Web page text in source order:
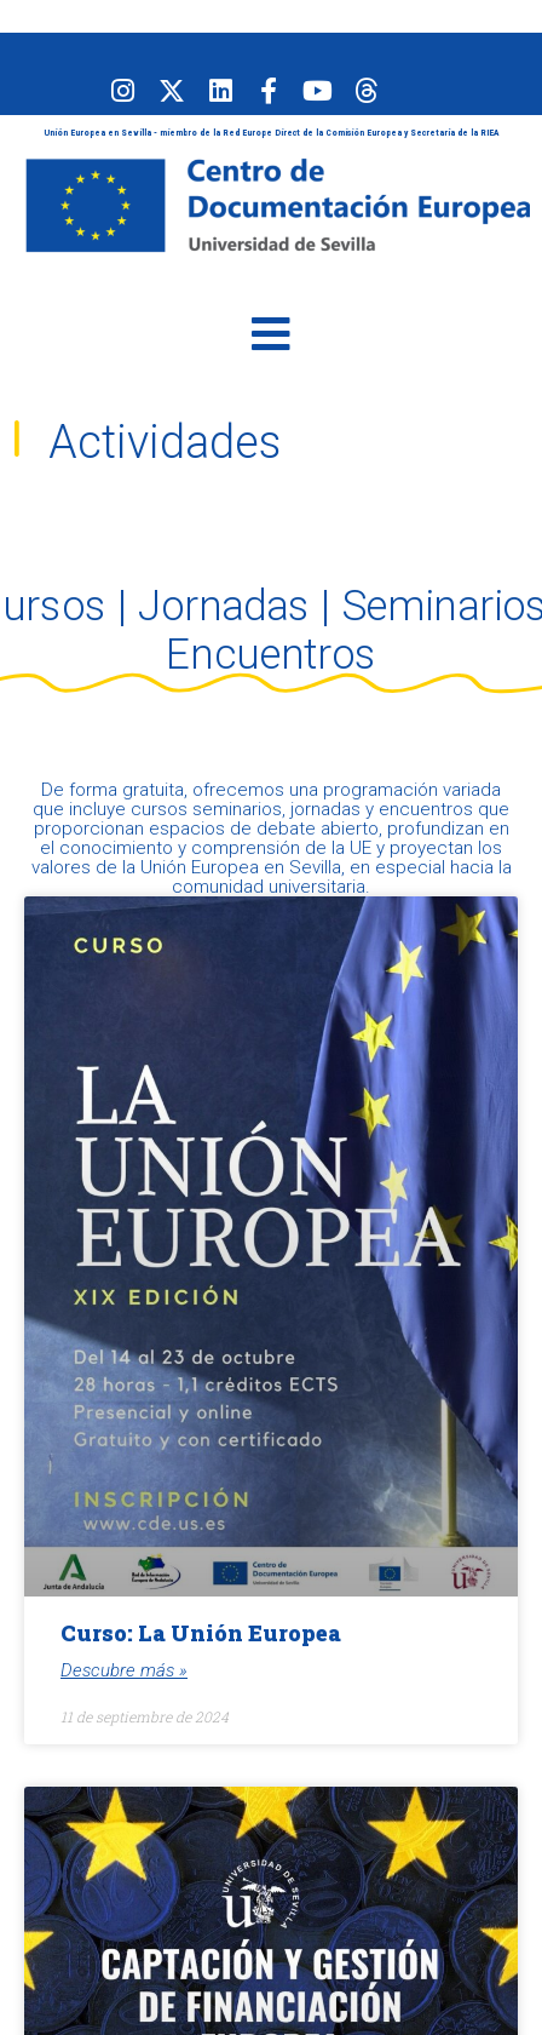
Unión Europea en Sevilla - miembro de la Red Europe Direct de la Comisión Europea y Secretaría de la RIEA
Actividades
| Jornadas |
Encuentros
De forma gratuita, ofrecemos una programación variada
que incluye cursos seminarios, jornadas y encuentros que
proporcionan espacios de debate abierto, profundizan en
el conocimiento y comprensión de la UE y proyectan los
valores de la Unión Europea en Sevilla, en especial hacia la
comunidad universitaria.
Curso: La Unión Europea
Descubre más »
11 de septiembre de 2024